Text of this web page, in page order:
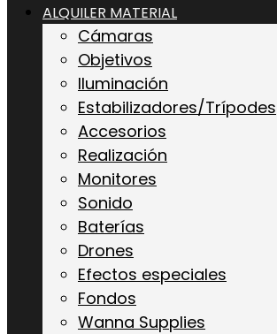
ALQUILER MATERIAL
Cámaras
Objetivos
Iluminación
Estabilizadores/Trípodes
Accesorios
Realización
Monitores
Sonido
Baterías
Drones
Efectos especiales
Fondos
Wanna Supplies